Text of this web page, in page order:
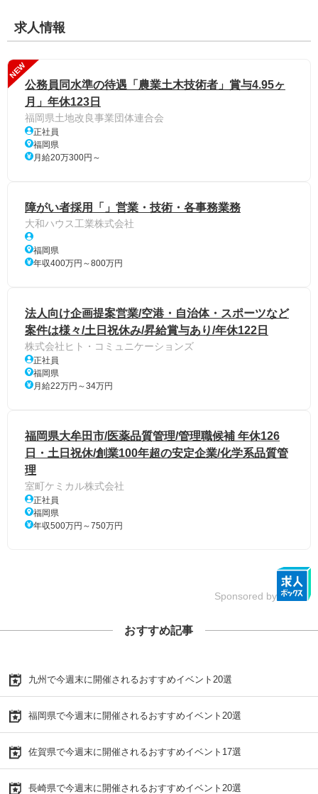
求人情報
NEW
公務員同水準の待遇「農業土木技術者」賞与4.95ヶ
月」年休123日
福岡県土地改良事業団体連合会
正社員
福岡県
月給20万300円～
障がい者採用「」営業・技術・各事務業務
大和ハウス工業株式会社
福岡県
年収400万円～800万円
法人向け企画提案営業/空港・自治体・スポーツなど
案件は様々/土日祝休み/昇給賞与あり/年休122日
株式会社ヒト・コミュニケーションズ
正社員
福岡県
月給22万円～34万円
福岡県大牟田市/医薬品質管理/管理職候補 年休126
日・土日祝休/創業100年超の安定企業/化学系品質管
理
室町ケミカル株式会社
正社員
福岡県
年収500万円～750万円
Sponsored by
おすすめ記事
九州で今週末に開催されるおすすめイベント20選
福岡県で今週末に開催されるおすすめイベント20選
佐賀県で今週末に開催されるおすすめイベント17選
長崎県で今週末に開催されるおすすめイベント20選